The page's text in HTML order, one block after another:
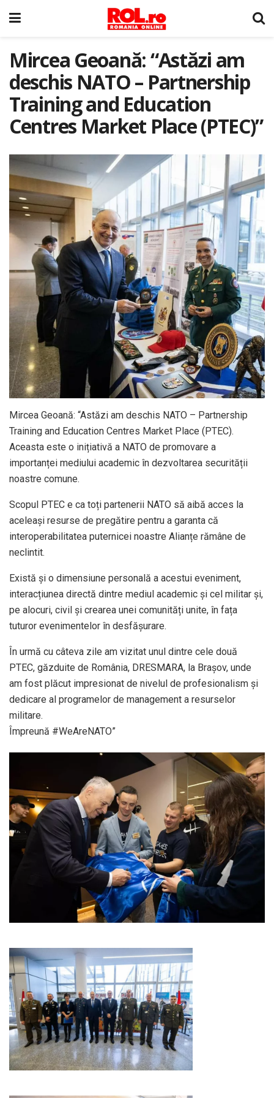
Mircea Geoană: “Astăzi am
deschis NATO – Partnership
Training and Education
Centres Market Place (PTEC)”
Mircea Geoană: “Astăzi am deschis NATO – Partnership
Training and Education Centres Market Place (PTEC).
Aceasta este o inițiativă a NATO de promovare a
importanței mediului academic în dezvoltarea securității
noastre comune.
Scopul PTEC e ca toți partenerii NATO să aibă acces la
aceleași resurse de pregătire pentru a garanta că
interoperabilitatea puternicei noastre Alianțe rămâne de
neclintit.
Există și o dimensiune personală a acestui eveniment,
interacțiunea directă dintre mediul academic și cel militar și,
pe alocuri, civil și crearea unei comunități unite, în fața
tuturor evenimentelor în desfășurare.
În urmă cu câteva zile am vizitat unul dintre cele două
PTEC, găzduite de România, DRESMARA, la Brașov, unde
am fost plăcut impresionat de nivelul de profesionalism și
dedicare al programelor de management a resurselor
militare.
Împreună #WeAreNATO”